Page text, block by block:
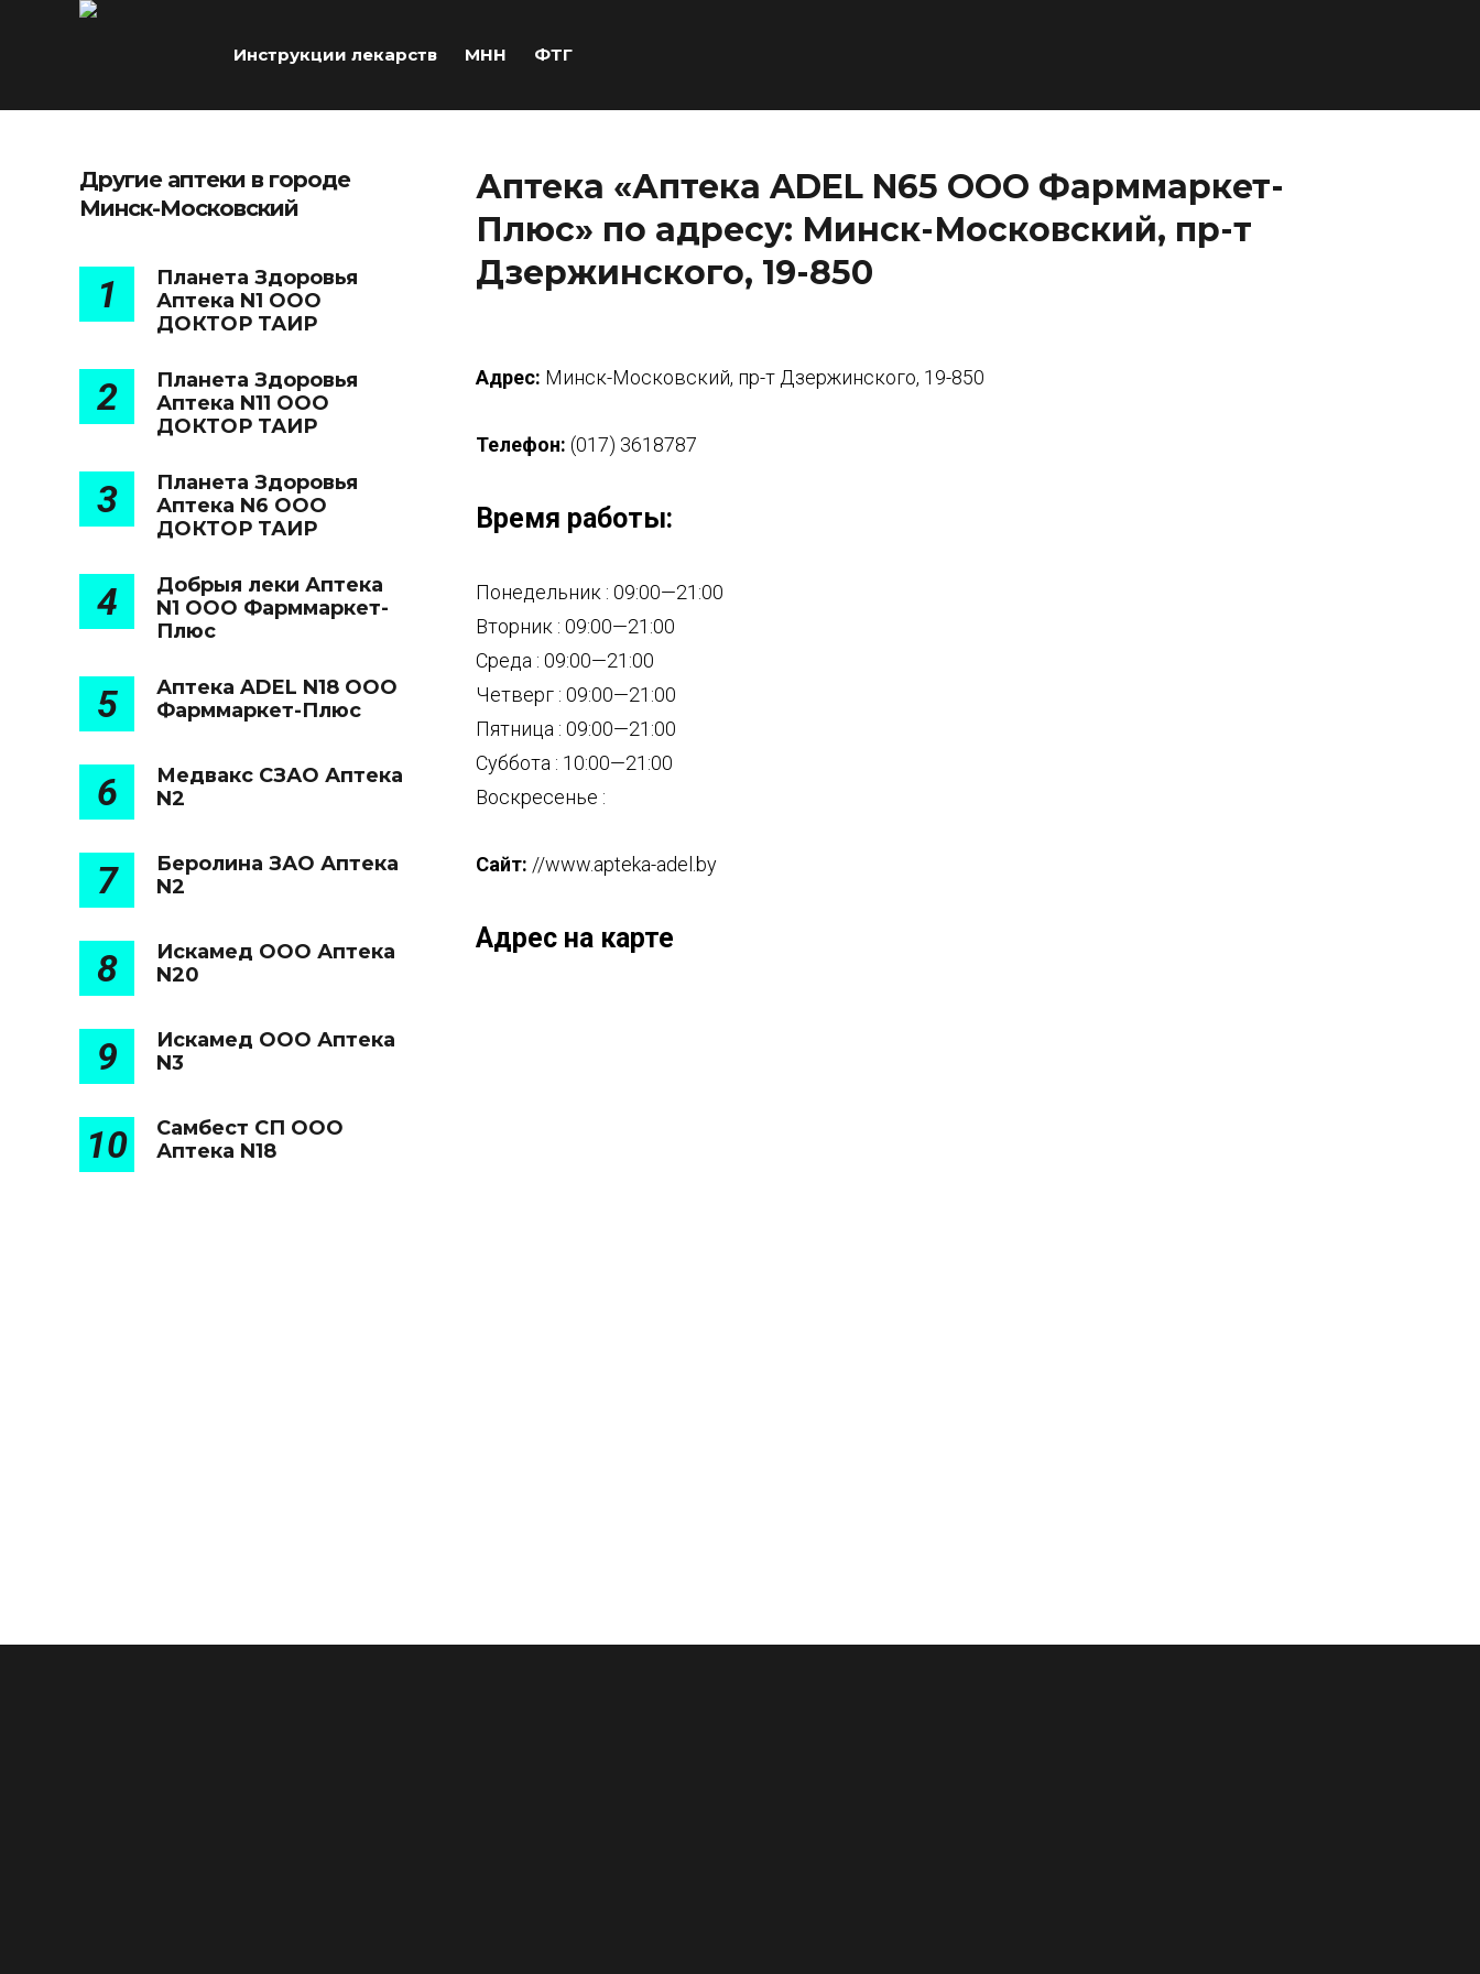
Инструкции лекарств МНН ФТГ
Аптека «Аптека ADEL N65 ООО Фарммаркет-
Плюс» по адресу: Минск-Московский, пр-т
Дзержинского, 19-850
Адрес: Минск-Московский, пр-т Дзержинского, 19-850
Телефон: (017) 3618787
Время работы:
Понедельник : 09:00—21:00
Вторник : 09:00—21:00
Среда : 09:00—21:00
Четверг : 09:00—21:00
Пятница : 09:00—21:00
Суббота : 10:00—21:00
Воскресенье :
Сайт: //www.apteka-adel.by
Адрес на карте
Другие аптеки в городе
Минск-Московский
1
Планета Здоровья
Аптека N1 ООО
ДОКТОР ТАИР
2
Планета Здоровья
Аптека N11 ООО
ДОКТОР ТАИР
3
Планета Здоровья
Аптека N6 ООО
ДОКТОР ТАИР
4
Добрыя леки Аптека
N1 ООО Фарммаркет-
Плюс
5
Аптека ADEL N18 ООО
Фарммаркет-Плюс
6
Медвакс СЗАО Аптека
N2
7
Беролина ЗАО Аптека
N2
8
Искамед ООО Аптека
N20
9
Искамед ООО Аптека
N3
10
Самбест СП ООО
Аптека N18